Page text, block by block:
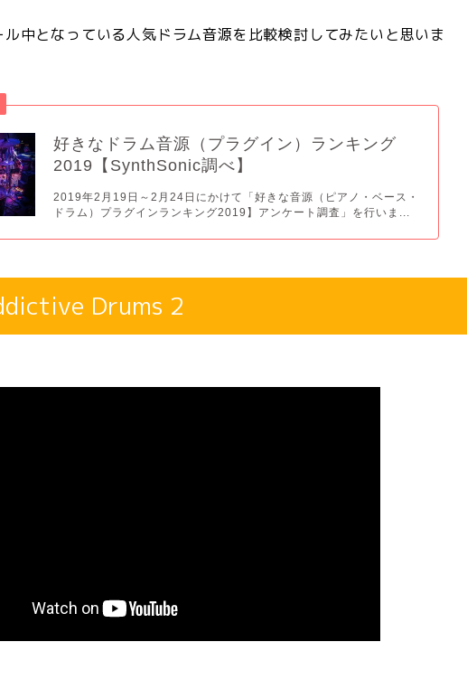
中となっている人気ドラム音源を比較検討してみたいと思いま
好きなドラム音源（プラグイン）ランキング
2019【SynthSonic調べ】
2019年2月19日～2月24日にかけて「好きな音源（ピアノ・ベース・
ドラム）プラグインランキング2019】アンケート調査」を行いま...
Drums 2